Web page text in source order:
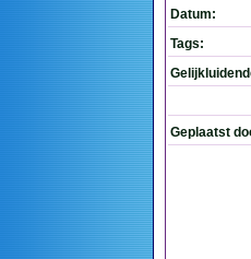
Datum:
Tags:
Geplaatst